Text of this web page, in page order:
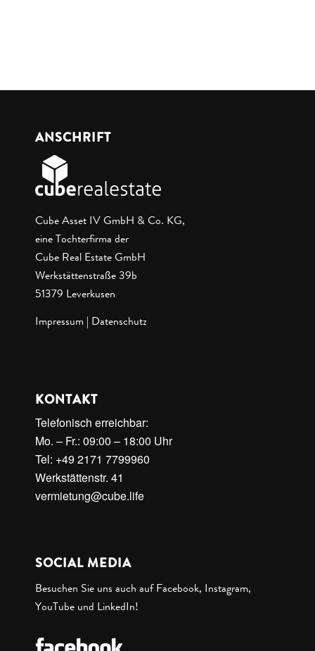
ANSCHRIFT
Cube Asset IV GmbH & Co. KG,
eine Tochterfirma der
Cube Real Estate GmbH
Werkstättenstraße 39b
51379 Leverkusen
Impressum Datenschutz
KONTAKT
Telefonisch erreichbar:
Mo. – Fr.: 09:00 – 18:00 Uhr
Tel: +49 2171 7799960
Werkstättenstr. 41
vermietung@cube.life
SOCIAL MEDIA
Besuchen Sie uns auch auf Facebook, Instagram,
YouTube und LinkedIn!